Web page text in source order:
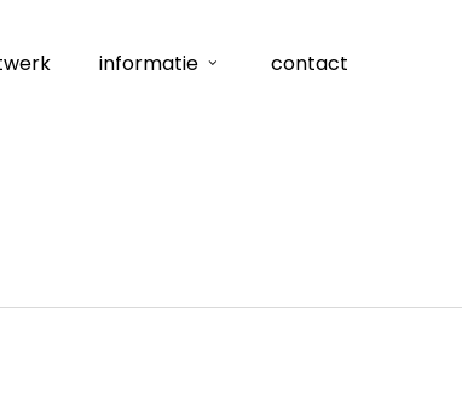
informatie contact